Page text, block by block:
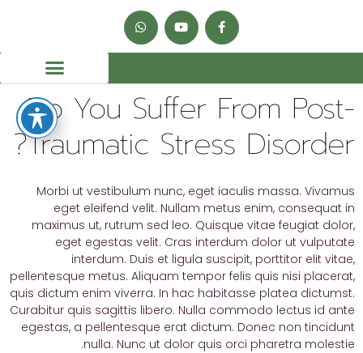
Do You Suffer From Post-
Traumatic Stress Disorder?
Morbi ut vestibulum nunc, eget iaculis massa. Vivamus
eget eleifend velit. Nullam metus enim, consequat in
maximus ut, rutrum sed leo. Quisque vitae feugiat dolor,
eget egestas velit. Cras interdum dolor ut vulputate
interdum. Duis et ligula suscipit, porttitor elit vitae,
pellentesque metus. Aliquam tempor felis quis nisi placerat,
quis dictum enim viverra. In hac habitasse platea dictumst.
Curabitur quis sagittis libero. Nulla commodo lectus id ante
egestas, a pellentesque erat dictum. Donec non tincidunt
nulla. Nunc ut dolor quis orci pharetra molestie.